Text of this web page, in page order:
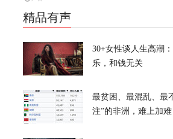
岛内演习
精品有声
30+女性谈人生高潮
乐，和钱无关
最贫困、最混乱、最
注”的非洲，难上加难